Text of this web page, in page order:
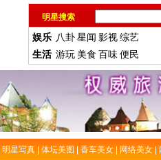
明星搜索
娱乐 八卦星闻 影视综艺
生活 游玩 美食 百味便民
明星写真 体坛美图 香车美女 网络美女